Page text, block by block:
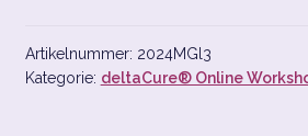
SHOP
Meditation
Menge
Artikelnummer: 2024MGl3
Kategorie: deltaCure® Online